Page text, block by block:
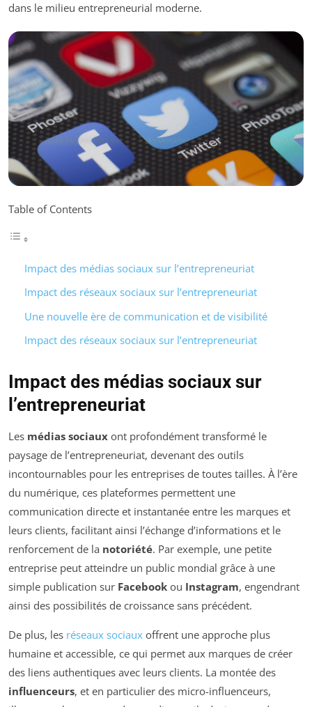
dans le milieu entrepreneurial moderne.
Table of Contents
Impact des médias sociaux sur l’entrepreneuriat
Impact des réseaux sociaux sur l’entrepreneuriat
Une nouvelle ère de communication et de visibilité
Impact des réseaux sociaux sur l’entrepreneuriat
Impact des médias sociaux sur
l’entrepreneuriat
Les médias sociaux ont profondément transformé le
paysage de l’entrepreneuriat, devenant des outils
incontournables pour les entreprises de toutes tailles. À l’ère
du numérique, ces plateformes permettent une
communication directe et instantanée entre les marques et
leurs clients, facilitant ainsi l’échange d’informations et le
renforcement de la notoriété. Par exemple, une petite
entreprise peut atteindre un public mondial grâce à une
simple publication sur Facebook ou Instagram, engendrant
ainsi des possibilités de croissance sans précédent.
De plus, les réseaux sociaux offrent une approche plus
humaine et accessible, ce qui permet aux marques de créer
des liens authentiques avec leurs clients. La montée des
influenceurs, et en particulier des micro-influenceurs,